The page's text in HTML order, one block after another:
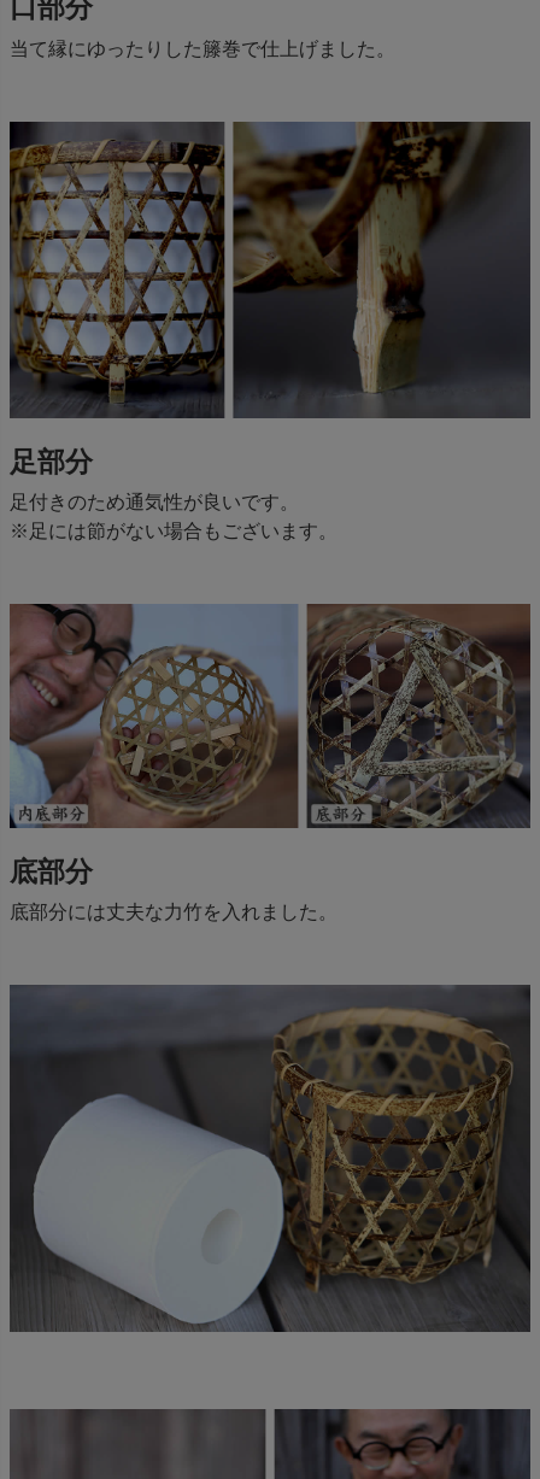
口部分
当て縁にゆったりした籐巻で仕上げました。
足部分
足付きのため通気性が良いです。
※足には節がない場合もございます。
底部分
底部分には丈夫な力竹を入れました。